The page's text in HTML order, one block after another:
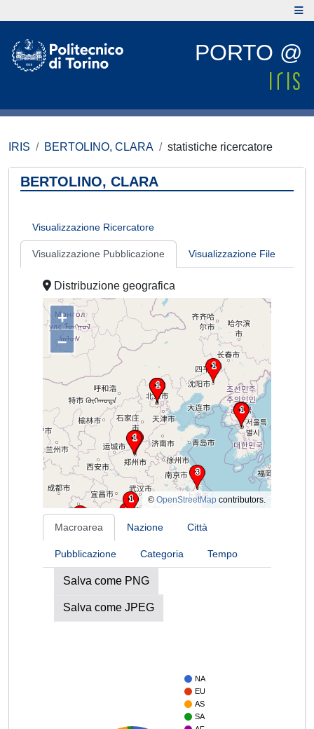
PORTO @
IRIS BERTOLINO, CLARA statistiche ricercatore
BERTOLINO, CLARA
Visualizzazione Ricercatore
Visualizzazione Pubblicazione Visualizzazione File
Distribuzione geografica
+
–
© OpenStreetMap contributors.
Macroarea Nazione Città
Pubblicazione Categoria Tempo
Salva come PNG
Salva come JPEG
NA
EU
AS
SA